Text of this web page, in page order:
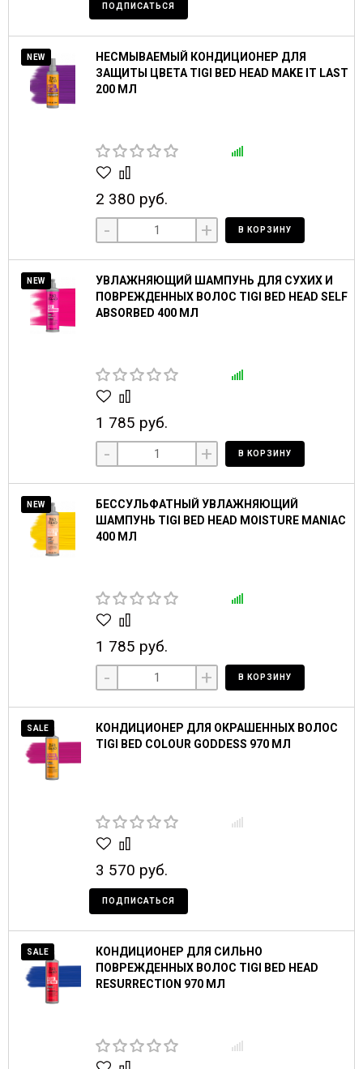
ПОДПИСАТЬСЯ
NEW
НЕСМЫВАЕМЫЙ КОНДИЦИОНЕР ДЛЯ
ЗАЩИТЫ ЦВЕТА TIGI BED HEAD MAKE IT LAST
200 МЛ
2 380 руб.
- + В КОРЗИНУ
NEW
УВЛАЖНЯЮЩИЙ ШАМПУНЬ ДЛЯ СУХИХ И
ПОВРЕЖДЕННЫХ ВОЛОС TIGI BED HEAD SELF
ABSORBED 400 МЛ
1 785 руб.
- + В КОРЗИНУ
NEW
БЕССУЛЬФАТНЫЙ УВЛАЖНЯЮЩИЙ
ШАМПУНЬ TIGI BED HEAD MOISTURE MANIAC
400 МЛ
1 785 руб.
- + В КОРЗИНУ
SALE
КОНДИЦИОНЕР ДЛЯ ОКРАШЕННЫХ ВОЛОС
TIGI BED COLOUR GODDESS 970 МЛ
3 570 руб.
ПОДПИСАТЬСЯ
SALE
КОНДИЦИОНЕР ДЛЯ СИЛЬНО
ПОВРЕЖДЕННЫХ ВОЛОС TIGI BED HEAD
RESURRECTION 970 МЛ